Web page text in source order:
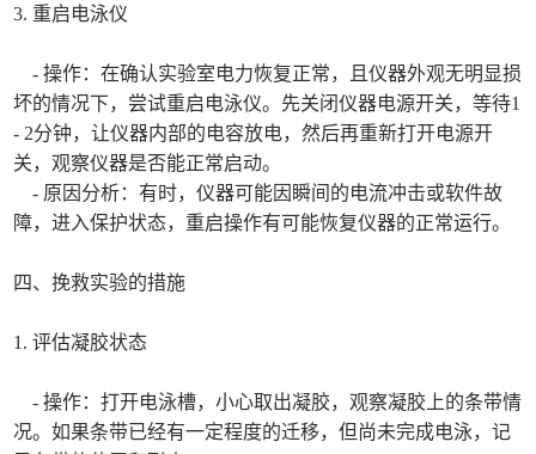
3. 重启电泳仪
- 操作：在确认实验室电力恢复正常，且仪器外观无明显损
坏的情况下，尝试重启电泳仪。先关闭仪器电源开关，等待1
- 2分钟，让仪器内部的电容放电，然后再重新打开电源开
关，观察仪器是否能正常启动。
- 原因分析：有时，仪器可能因瞬间的电流冲击或软件故
障，进入保护状态，重启操作有可能恢复仪器的正常运行。
四、挽救实验的措施
1. 评估凝胶状态
- 操作：打开电泳槽，小心取出凝胶，观察凝胶上的条带情
况。如果条带已经有一定程度的迁移，但尚未完成电泳，记